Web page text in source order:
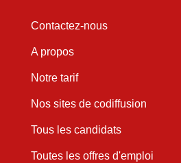
Contactez-nous
A propos
Notre tarif
Nos sites de codiffusion
Tous les candidats
Toutes les offres d'emploi